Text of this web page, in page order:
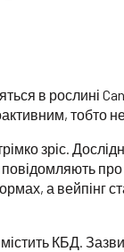
в рослині
тобто
зріс.
про
а вейпінг
КБД.